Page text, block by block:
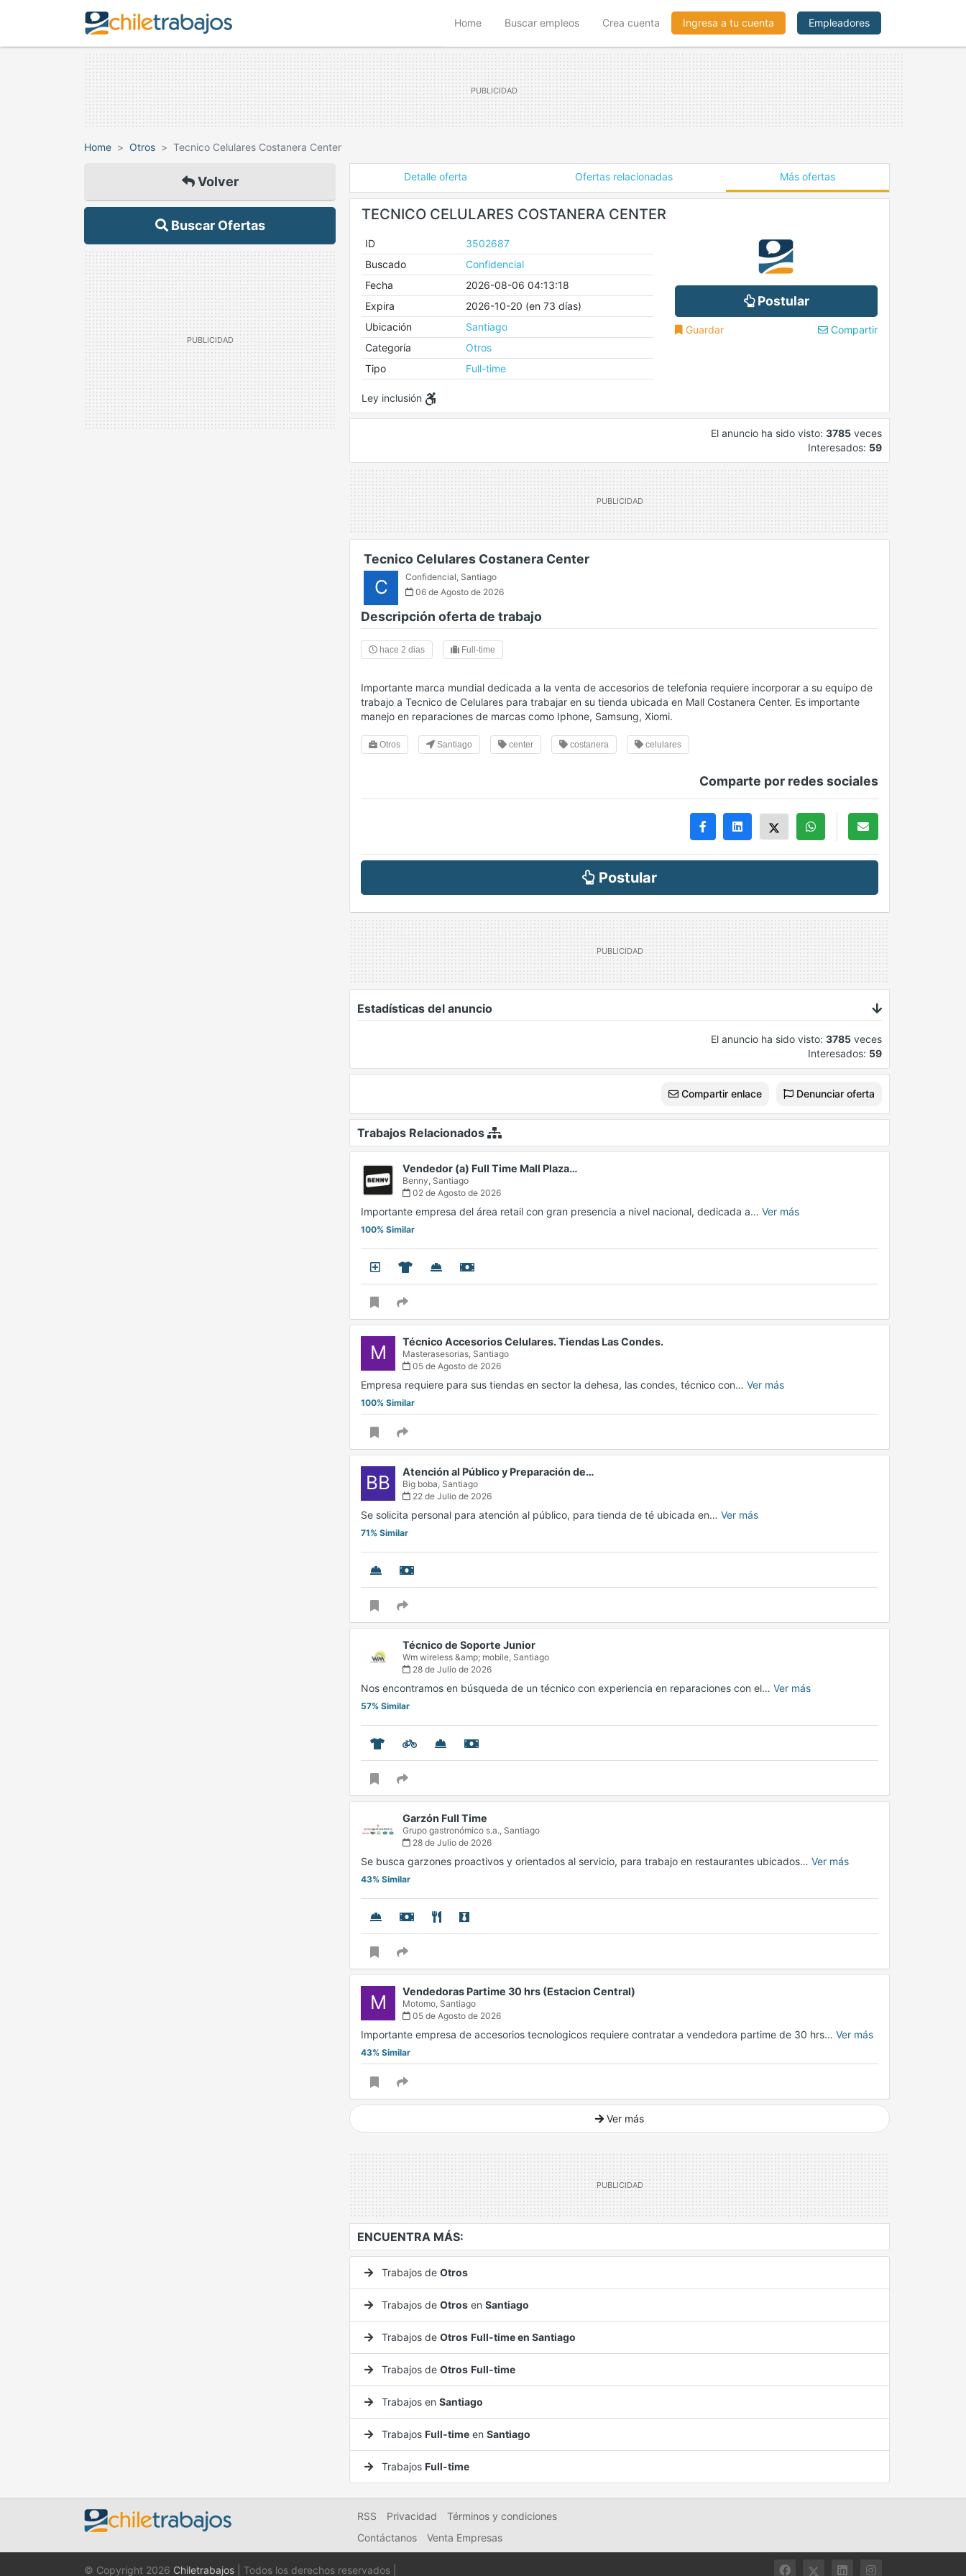
Home(current)Buscar empleos Crea cuenta Ingresa a tu cuenta Empleadores
Home Otros Tecnico Celulares Costanera Center
Volver
Buscar Ofertas
Detalle oferta Ofertas relacionadas Más ofertas
TECNICO CELULARES COSTANERA CENTER
ID
3502687
Buscado
Confidencial
Fecha
2026-08-06 04:13:18
Expira
2026-10-20 (en 73 días)
Ubicación
Santiago
Categoría
Otros
Tipo
Full-time
Ley inclusión
Postular
Guardar Compartir
El anuncio ha sido visto: 3785 veces
Interesados: 59
Tecnico Celulares Costanera Center
C Confidencial, Santiago
06 de Agosto de 2026
Descripción oferta de trabajo
hace 2 dias Full-time
Importante marca mundial dedicada a la venta de accesorios de telefonia requiere incorporar a su equipo de
trabajo a Tecnico de Celulares para trabajar en su tienda ubicada en Mall Costanera Center. Es importante
manejo en reparaciones de marcas como Iphone, Samsung, Xiomi.
Otros Santiago center costanera celulares
Comparte por redes sociales
Postular
Estadísticas del anuncio
El anuncio ha sido visto: 3785 veces
Interesados: 59
Compartir enlace Denunciar oferta
Trabajos Relacionados
Vendedor (a) Full Time Mall Plaza…
Benny, Santiago
02 de Agosto de 2026
Importante empresa del área retail con gran presencia a nivel nacional, dedicada a… Ver más
100% Similar
M Técnico Accesorios Celulares. Tiendas Las Condes.
Masterasesorias, Santiago
05 de Agosto de 2026
Empresa requiere para sus tiendas en sector la dehesa, las condes, técnico con… Ver más
100% Similar
BB Atención al Público y Preparación de…
Big boba, Santiago
22 de Julio de 2026
Se solicita personal para atención al público, para tienda de té ubicada en… Ver más
71% Similar
Técnico de Soporte Junior
Wm wireless &amp; mobile, Santiago
28 de Julio de 2026
Nos encontramos en búsqueda de un técnico con experiencia en reparaciones con el… Ver más
57% Similar
Garzón Full Time
Grupo gastronómico s.a., Santiago
28 de Julio de 2026
Se busca garzones proactivos y orientados al servicio, para trabajo en restaurantes ubicados… Ver más
43% Similar
M Vendedoras Partime 30 hrs (Estacion Central)
Motomo, Santiago
05 de Agosto de 2026
Importante empresa de accesorios tecnologicos requiere contratar a vendedora partime de 30 hrs… Ver más
43% Similar
Ver más
ENCUENTRA MÁS:
Trabajos de Otros
Trabajos de Otros en Santiago
Trabajos de Otros Full-time en Santiago
Trabajos de Otros Full-time
Trabajos en Santiago
Trabajos Full-time en Santiago
Trabajos Full-time
RSS Privacidad
Términos y condiciones
Contáctanos
Venta Empresas
© Copyright 2026 Chiletrabajos | Todos los derechos reservados |